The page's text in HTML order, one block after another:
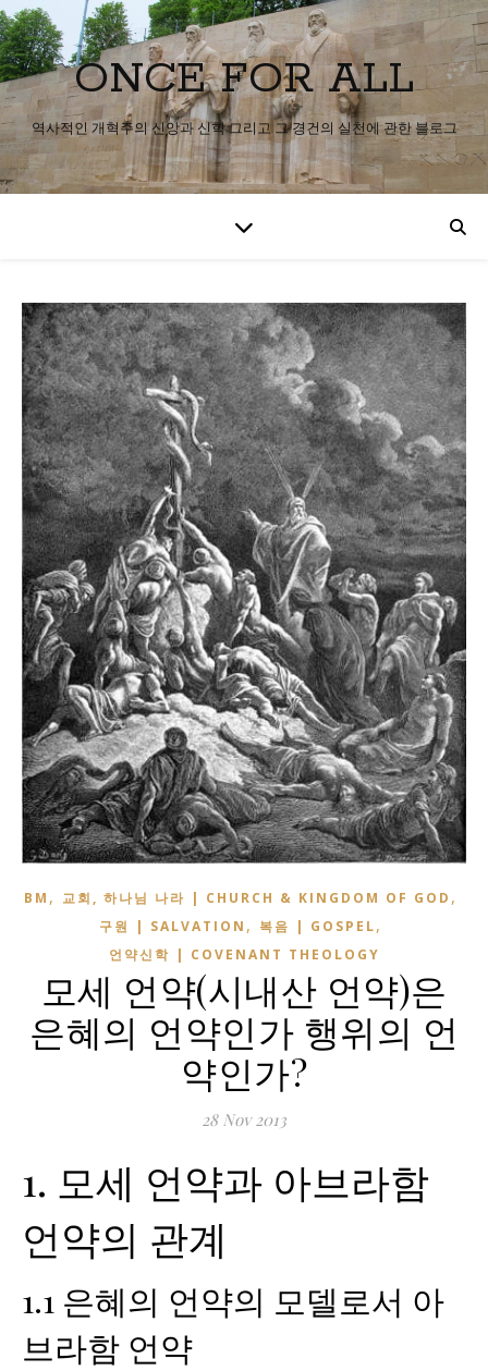
ONCE FOR ALL
역사적인 개혁주의 신앙과 신학 그리고 그 경건의 실천에 관한 블로그
BM , 교회, 하나님 나라 | CHURCH & KINGDOM OF GOD ,
구원 | SALVATION , 복음 | GOSPEL,
언약신학 | COVENANT THEOLOGY
모세 언약(시내산 언약)은
은혜의 언약인가 행위의 언
약인가?
28 Nov 2013
1. 모세 언약과 아브라함
언약의 관계
1.1 은혜의 언약의 모델로서 아
브라함 언약